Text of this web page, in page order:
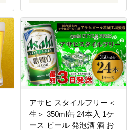
アサヒ スタイルフリー＜
生＞ 350ml缶 24本入 1ケ
ース ビール 発泡酒 酒 お